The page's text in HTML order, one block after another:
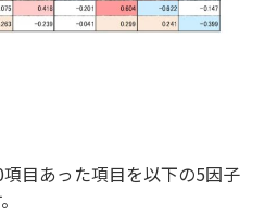
目あった項目を以下の5因子